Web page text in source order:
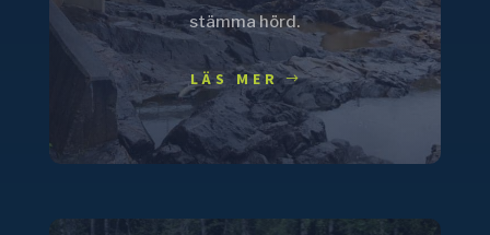
stämma hörd.
LÄS MER